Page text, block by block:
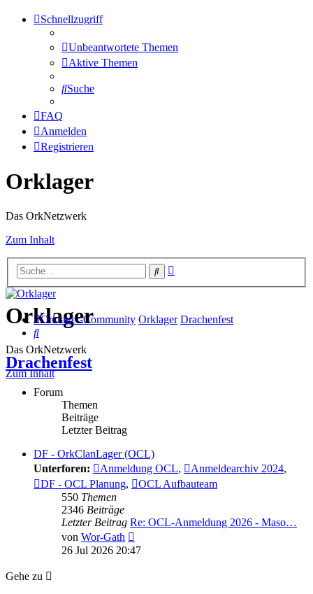
Schnellzugriff
Unbeantwortete Themen
Aktive Themen
Suche
FAQ
Anmelden
Registrieren
Orklager
Das OrkNetzwerk
Zum Inhalt
Suche
Orklager
Das OrkNetzwerk
Zum Inhalt
Orklager-Community Orklager Drachenfest
Suche
Drachenfest
Forum
Themen
Beiträge
Letzter Beitrag
DF - OrkClanLager (OCL)
Unterforen:
Anmeldung OCL, Anmeldearchiv 2024,
DF - OCL Planung,
OCL Aufbauteam
550 Themen
2346 Beiträge
Letzter Beitrag Re: OCL-Anmeldung 2026 - Maso…
von Wor-Gath
Beitrag
26 Jul 2026 20:47
Gehe zu